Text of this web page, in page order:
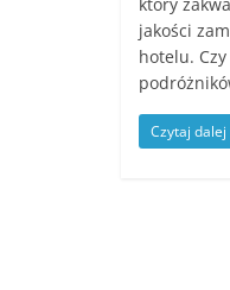
jakości
hotelu.
Czytaj dalej